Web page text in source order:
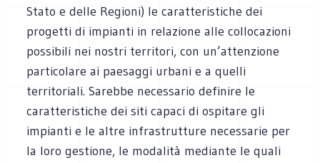
Stato e delle Regioni) le caratteristiche dei
progetti di impianti in relazione alle collocazioni
possibili nei nostri territori, con un’attenzione
particolare ai paesaggi urbani e a quelli
territoriali. Sarebbe necessario definire le
caratteristiche dei siti capaci di ospitare gli
impianti e le altre infrastrutture necessarie per
la loro gestione, le modalità mediante le quali